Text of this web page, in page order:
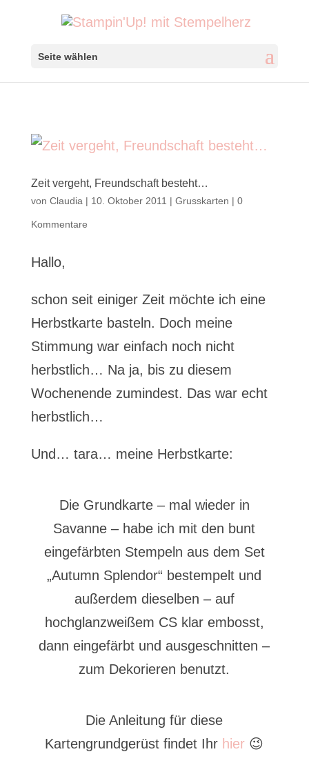
Seite wählen
Zeit vergeht, Freundschaft besteht…
von Claudia | 10. Oktober 2011 | Grusskarten | 0
Kommentare
Hallo,
schon seit einiger Zeit möchte ich eine
Herbstkarte basteln. Doch meine
Stimmung war einfach noch nicht
herbstlich… Na ja, bis zu diesem
Wochenende zumindest. Das war echt
herbstlich…
Und… tara… meine Herbstkarte:
Die Grundkarte – mal wieder in
Savanne – habe ich mit den bunt
eingefärbten Stempeln aus dem Set
„Autumn Splendor“ bestempelt und
außerdem dieselben – auf
hochglanzweißem CS klar embosst,
dann eingefärbt und ausgeschnitten –
zum Dekorieren benutzt.
Die Anleitung für diese
Kartengrundgerüst findet Ihr hier 😉